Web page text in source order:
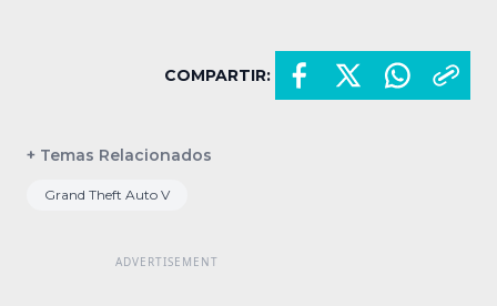
COMPARTIR:
+ Temas Relacionados
Grand Theft Auto V